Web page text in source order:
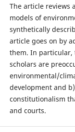
The article reviews
models of
synthetically
article goes on by
them. In particular,
scholars are
environmental/
development and
constitutionalism
and courts.